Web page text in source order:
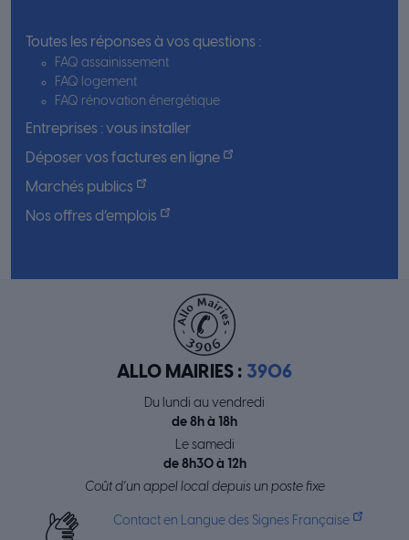
Toutes les réponses à vos questions :
FAQ assainissement
FAQ logement
FAQ rénovation énergétique
Entreprises : vous installer
Déposer vos factures en ligne
Marchés publics
Nos offres d’emplois
ALLO MAIRIES : 3906
Du lundi au vendredi
de 8h à 18h
Le samedi
de 8h30 à 12h
Coût d’un appel local depuis un poste fixe
Contact en Langue des Signes Française